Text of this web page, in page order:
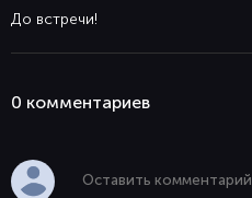
До встречи!
0 комментaриев